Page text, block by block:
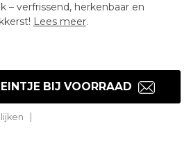
– verfrissend, herkenbaar en
Lees meer.
BIJ VOORRAAD